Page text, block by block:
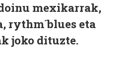
mexikarrak,
rythm´blues eta
joko dituzte.